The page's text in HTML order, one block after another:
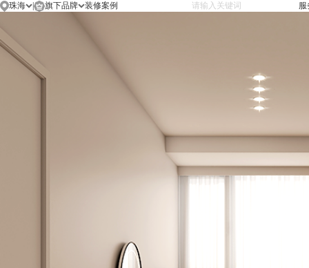
珠海
中山
旗下品牌
服
装修案例
设计师
在线工地
施工工艺
新闻资讯